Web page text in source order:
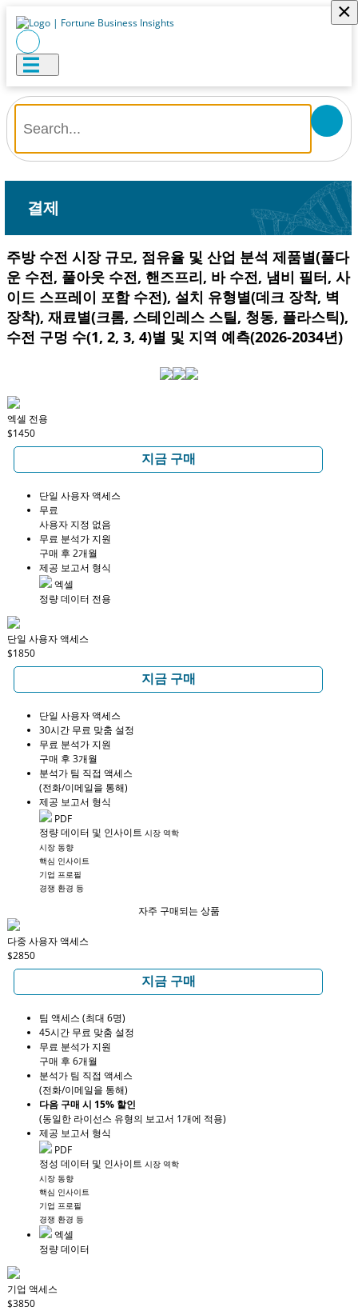
×
결제
주방 수전 시장 규모, 점유율 및 산업 분석 제품별(풀다
운 수전, 풀아웃 수전, 핸즈프리, 바 수전, 냄비 필터, 사
이드 스프레이 포함 수전), 설치 유형별(데크 장착, 벽
장착), 재료별(크롬, 스테인레스 스틸, 청동, 플라스틱),
수전 구멍 수(1, 2, 3, 4)별 및 지역 예측(2026-2034년)
엑셀 전용
$1450
지금 구매
단일 사용자 액세스
무료
사용자 지정 없음
무료 분석가 지원
구매 후 2개월
제공 보고서 형식
엑셀
정량 데이터 전용
단일 사용자 액세스
$1850
지금 구매
단일 사용자 액세스
30시간 무료 맞춤 설정
무료 분석가 지원
구매 후 3개월
분석가 팀 직접 액세스
(전화/이메일을 통해)
제공 보고서 형식
PDF
정량 데이터 및 인사이트 시장 역학
시장 동향
핵심 인사이트
기업 프로필
경쟁 환경 등
자주 구매되는 상품
다중 사용자 액세스
$2850
지금 구매
팀 액세스 (최대 6명)
45시간 무료 맞춤 설정
무료 분석가 지원
구매 후 6개월
분석가 팀 직접 액세스
(전화/이메일을 통해)
다음 구매 시 15% 할인
(동일한 라이선스 유형의 보고서 1개에 적용)
제공 보고서 형식
PDF
정성 데이터 및 인사이트 시장 역학
시장 동향
핵심 인사이트
기업 프로필
경쟁 환경 등
엑셀
정량 데이터
기업 액세스
$3850